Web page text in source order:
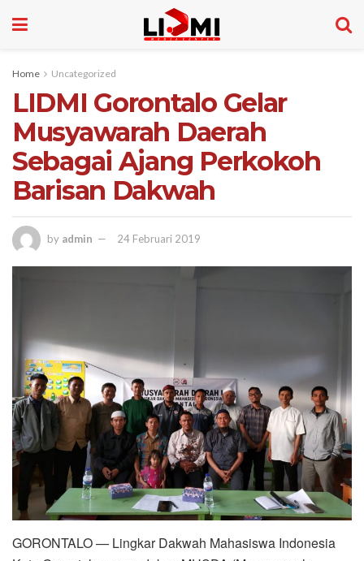
Home Uncategorized
LIDMI Gorontalo Gelar
Musyawarah Daerah
Sebagai Ajang Perkokoh
Barisan Dakwah
by admin 24 Februari 2019
GORONTALO — Lingkar Dakwah Mahasiswa Indonesia